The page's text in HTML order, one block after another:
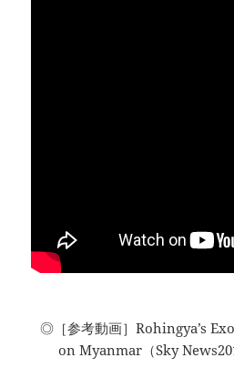
◎［参考動画］Rohingya’s
on Myanmar（Sky